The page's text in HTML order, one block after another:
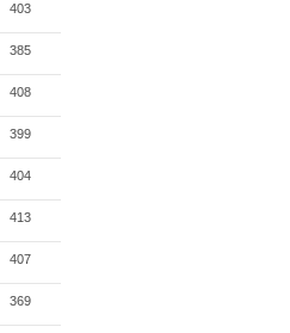
403
385
408
399
404
413
407
369